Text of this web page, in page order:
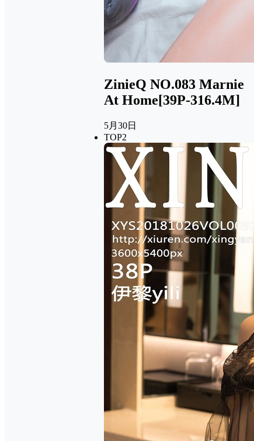
ZinieQ NO.083 Marnie
At Home[39P-316.4M]
5月30日
TOP2